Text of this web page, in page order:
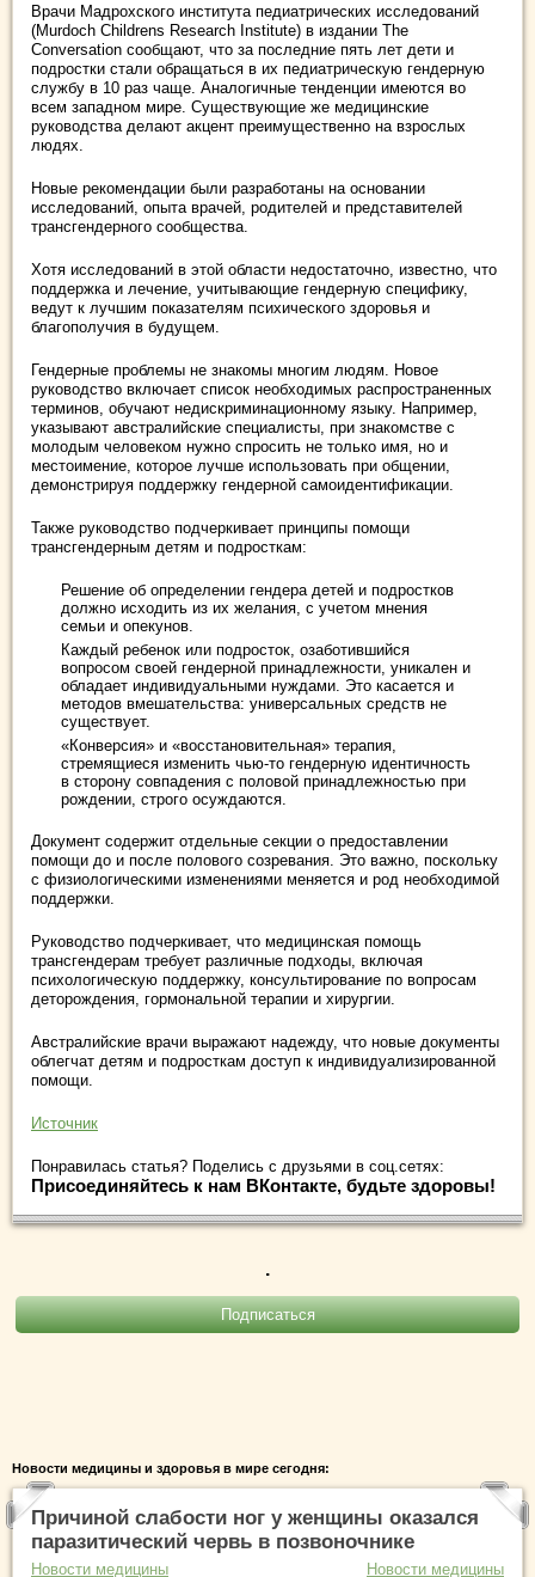
Врачи Мадрохского института педиатрических исследований
(Murdoch Childrens Research Institute) в издании The
Conversation сообщают, что за последние пять лет дети и
подростки стали обращаться в их педиатрическую гендерную
службу в 10 раз чаще. Аналогичные тенденции имеются во
всем западном мире. Существующие же медицинские
руководства делают акцент преимущественно на взрослых
людях.
Новые рекомендации были разработаны на основании
исследований, опыта врачей, родителей и представителей
трансгендерного сообщества.
Хотя исследований в этой области недостаточно, известно, что
поддержка и лечение, учитывающие гендерную специфику,
ведут к лучшим показателям психического здоровья и
благополучия в будущем.
Гендерные проблемы не знакомы многим людям. Новое
руководство включает список необходимых распространенных
терминов, обучают недискриминационному языку. Например,
указывают австралийские специалисты, при знакомстве с
молодым человеком нужно спросить не только имя, но и
местоимение, которое лучше использовать при общении,
демонстрируя поддержку гендерной самоидентификации.
Также руководство подчеркивает принципы помощи
трансгендерным детям и подросткам:
Решение об определении гендера детей и подростков
должно исходить из их желания, с учетом мнения
семьи и опекунов.
Каждый ребенок или подросток, озаботившийся
вопросом своей гендерной принадлежности, уникален и
обладает индивидуальными нуждами. Это касается и
методов вмешательства: универсальных средств не
существует.
«Конверсия» и «восстановительная» терапия,
стремящиеся изменить чью-то гендерную идентичность
в сторону совпадения с половой принадлежностью при
рождении, строго осуждаются.
Документ содержит отдельные секции о предоставлении
помощи до и после полового созревания. Это важно, поскольку
с физиологическими изменениями меняется и род необходимой
поддержки.
Руководство подчеркивает, что медицинская помощь
трансгендерам требует различные подходы, включая
психологическую поддержку, консультирование по вопросам
деторождения, гормональной терапии и хирургии.
Австралийские врачи выражают надежду, что новые документы
облегчат детям и подросткам доступ к индивидуализированной
помощи.
Источник
Понравилась статья? Поделись с друзьями в соц.сетях:
Присоединяйтесь к нам ВКонтакте, будьте здоровы!
.
Новости медицины и здоровья в мире сегодня:
Причиной слабости ног у женщины оказался
паразитический червь в позвоночнике
Новости медицины Новости медицины